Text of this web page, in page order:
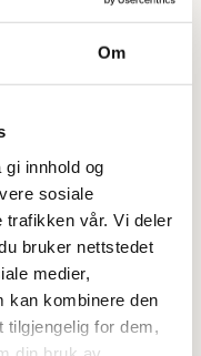
Om
innhold og
sosiale
trafikken vår. Vi deler
bruker nettstedet
medier,
kan kombinere den
for dem,
miksen med 150 ml
mens du rører. Blandingen
til romtemperatur.
miks (400 g), tørrgjær og
den avkjølte jevningen,
blandingen i